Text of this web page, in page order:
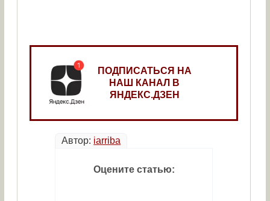
ПОДПИСАТЬСЯ НА
НАШ КАНАЛ В
ЯНДЕКС.ДЗЕН
Автор: iarriba
Оцените статью: